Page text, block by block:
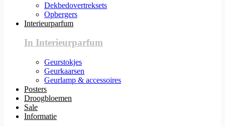
Dekbedovertreksets
Opbergers
Interieurparfum
In Interieurparfum
Geurstokjes
Geurkaarsen
Geurlamp & accessoires
Posters
Droogbloemen
Sale
Informatie